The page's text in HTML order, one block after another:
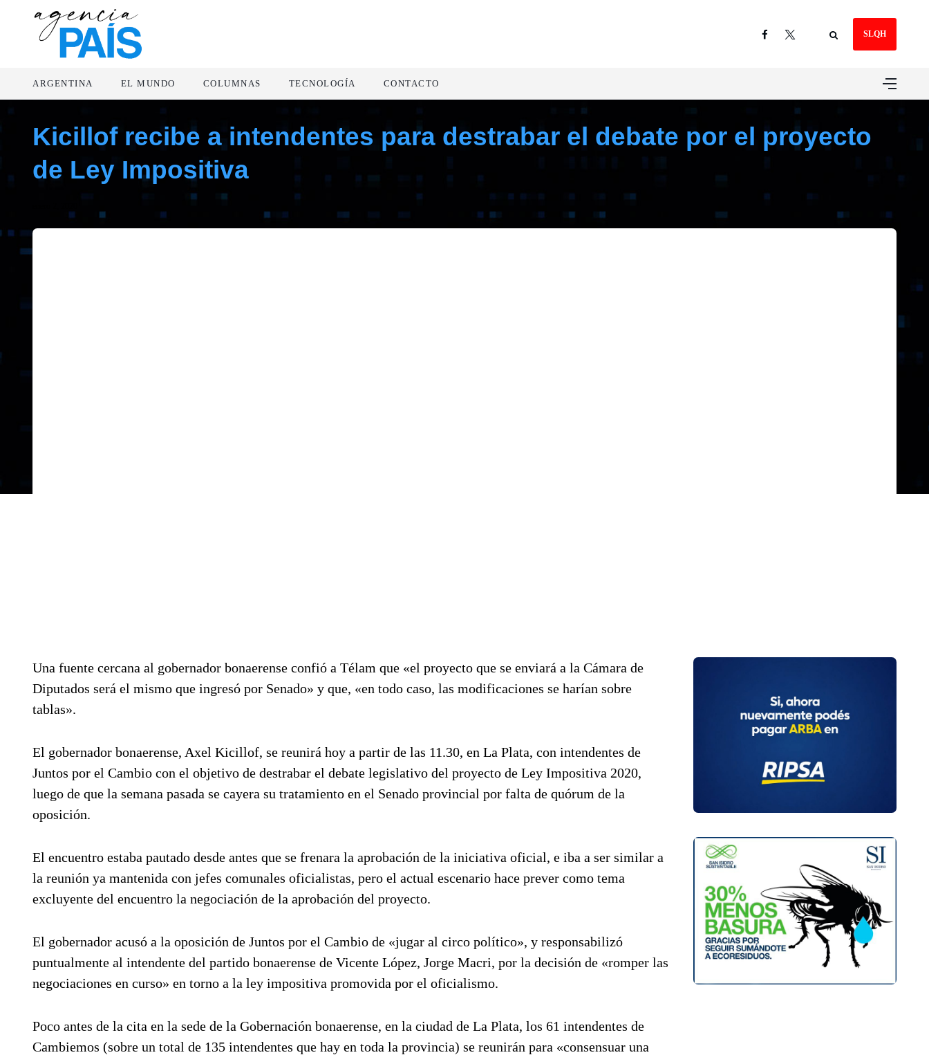
SLQH
ARGENTINA EL MUNDO COLUMNAS TECNOLOGÍA CONTACTO
Kicillof recibe a intendentes para destrabar el debate por el proyecto
de Ley Impositiva
Una fuente cercana al gobernador bonaerense confió a Télam que «el proyecto que se enviará a la Cámara de
Diputados será el mismo que ingresó por Senado» y que, «en todo caso, las modificaciones se harían sobre
tablas».
El gobernador bonaerense, Axel Kicillof, se reunirá hoy a partir de las 11.30, en La Plata, con intendentes de
Juntos por el Cambio con el objetivo de destrabar el debate legislativo del proyecto de Ley Impositiva 2020,
luego de que la semana pasada se cayera su tratamiento en el Senado provincial por falta de quórum de la
oposición.
El encuentro estaba pautado desde antes que se frenara la aprobación de la iniciativa oficial, e iba a ser similar a
la reunión ya mantenida con jefes comunales oficialistas, pero el actual escenario hace prever como tema
excluyente del encuentro la negociación de la aprobación del proyecto.
El gobernador acusó a la oposición de Juntos por el Cambio de «jugar al circo político», y responsabilizó
puntualmente al intendente del partido bonaerense de Vicente López, Jorge Macri, por la decisión de «romper las
negociaciones en curso» en torno a la ley impositiva promovida por el oficialismo.
Poco antes de la cita en la sede de la Gobernación bonaerense, en la ciudad de La Plata, los 61 intendentes de
Cambiemos (sobre un total de 135 intendentes que hay en toda la provincia) se reunirán para «consensuar una